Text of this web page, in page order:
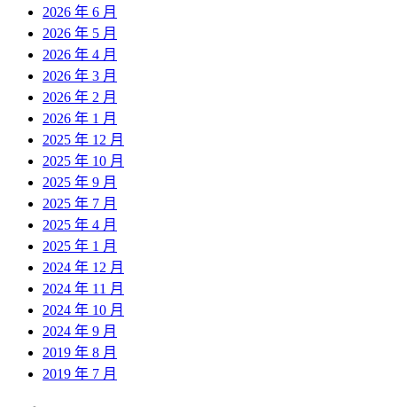
2026 年 6 月
2026 年 5 月
2026 年 4 月
2026 年 3 月
2026 年 2 月
2026 年 1 月
2025 年 12 月
2025 年 10 月
2025 年 9 月
2025 年 7 月
2025 年 4 月
2025 年 1 月
2024 年 12 月
2024 年 11 月
2024 年 10 月
2024 年 9 月
2019 年 8 月
2019 年 7 月